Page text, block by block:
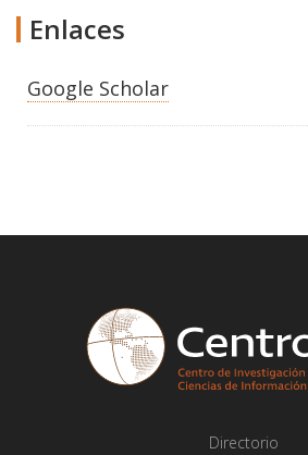
Enlaces
Google Scholar
Directorio